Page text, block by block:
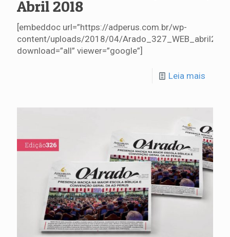
Abril 2018
[embeddoc url=”https://adperus.com.br/wp-
content/uploads/2018/04/
download=”all” viewer=”google”]
Leia mais